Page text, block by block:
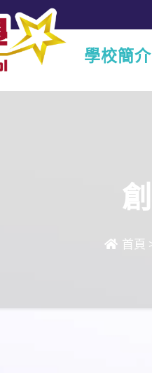
學校簡介
首頁